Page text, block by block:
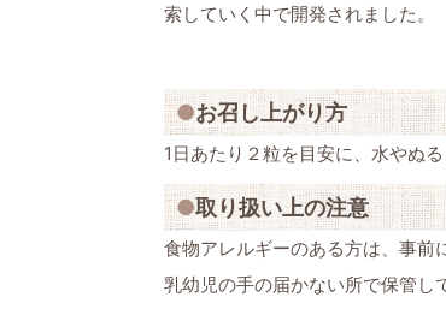
索していく中で開発されました。
お召し上がり方
1日あたり２粒を目安に、水やぬ
取り扱い上の注意
食物アレルギーのある方は、事前
乳幼児の手の届かない所で保管し